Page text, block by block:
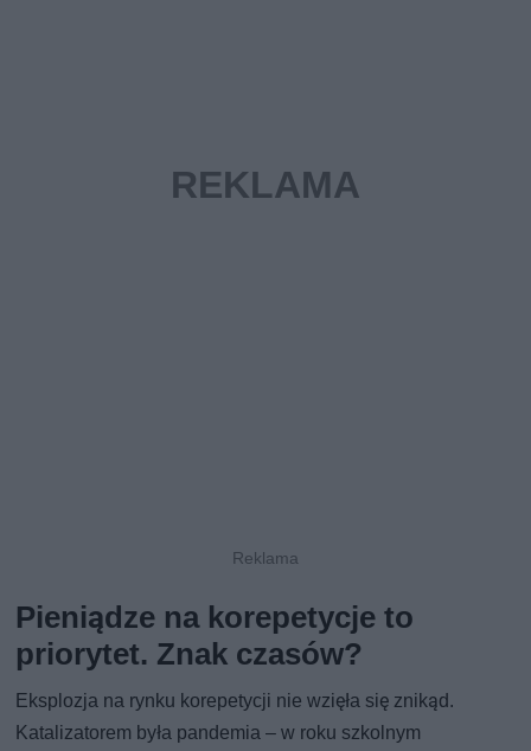
Pieniądze na korepetycje to
priorytet. Znak czasów?
Eksplozja na rynku korepetycji nie wzięła się znikąd.
Katalizatorem była pandemia – w roku szkolnym